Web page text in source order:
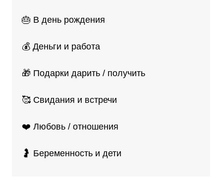
🎂 В день рождения
💰 Деньги и работа
🎁 Подарки дарить / получить
🥰 Свидания и встречи
❤️ Любовь / отношения
🤰 Беременность и дети